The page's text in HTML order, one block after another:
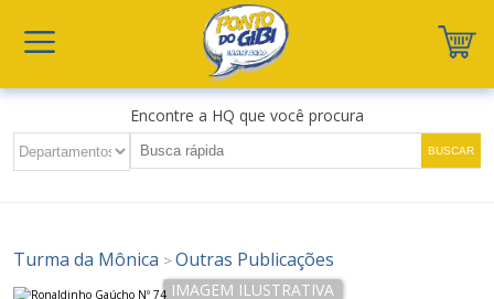
Encontre a HQ que você procura
Turma da Mônica >Outras Publicações